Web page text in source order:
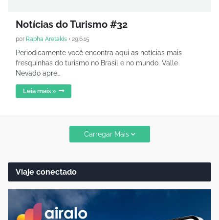
Notícias do Turismo #32
por Rapha Aretakis • 29.6.15
Periodicamente você encontra aqui as notícias mais
fresquinhas do turismo no Brasil e no mundo. Valle
Nevado apre…
Leia mais »
Carregar Mais
Viaje conectado